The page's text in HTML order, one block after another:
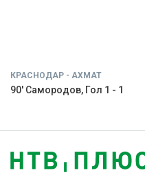
КРАСНОДАР - АХМАТ
90' Самородов, Гол 1 - 1